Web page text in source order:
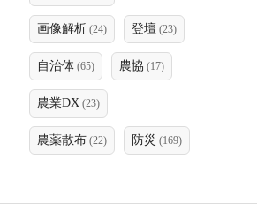
画像解析 (24) 登壇 (23)
自治体 (65) 農協 (17)
農業DX (23)
農薬散布 (22) 防災 (169)